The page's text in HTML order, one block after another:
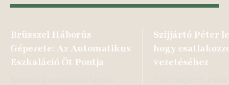
Brüsszel Háborús
Gépezete: Az Automatikus
Eszkaláció Öt Pontja
Szijjártó Péter
hogy
vezetéséhez